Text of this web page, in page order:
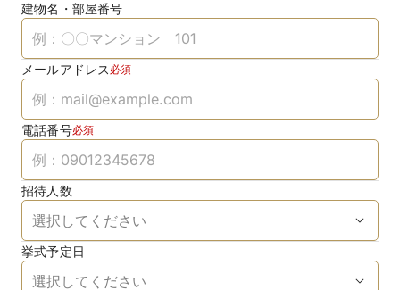
建物名・部屋番号
メールアドレス 必須
電話番号必須
招待人数
挙式予定日